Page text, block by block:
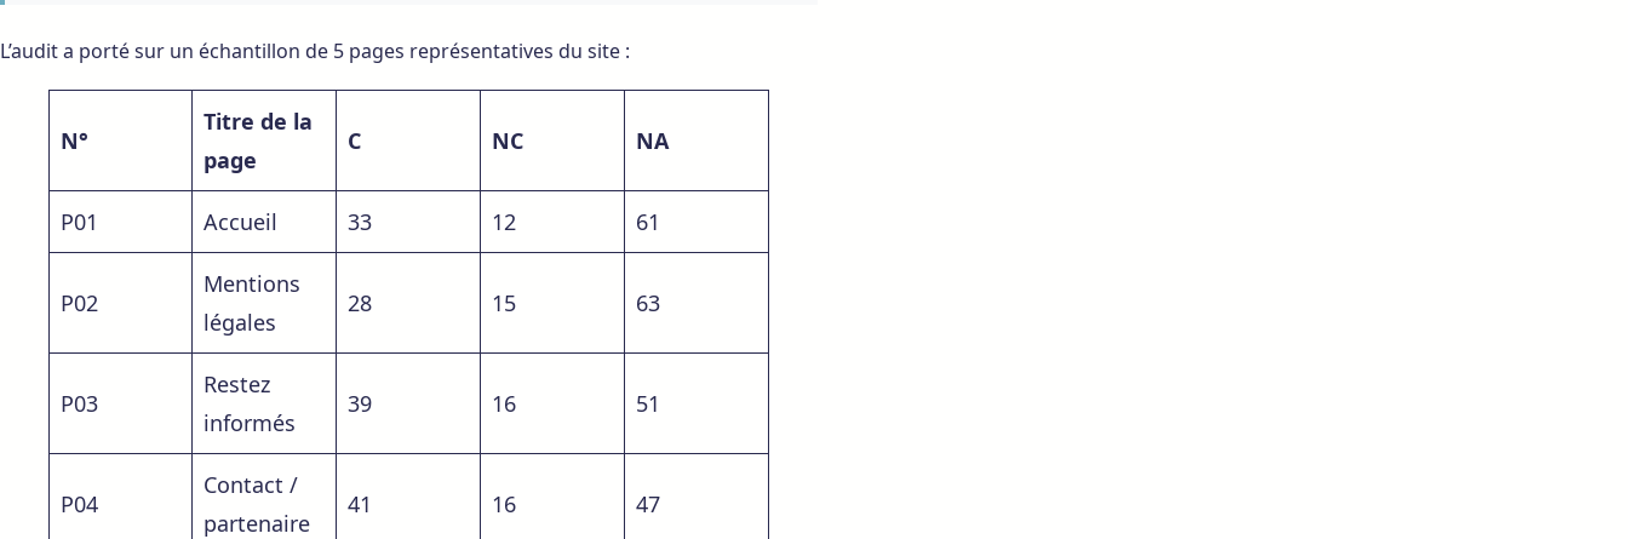
L’audit a porté sur un échantillon de 5 pages représentatives du site :
N°
Titre de la
page
C NC NA
P01 Accueil 33 12 61
P02
Mentions
légales
28 15 63
P03
Restez
informés
39 16 51
P04
Contact /
partenaire
41 16 47